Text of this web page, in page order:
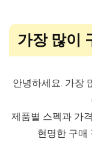
가장 많이
안녕하세요. 가장
제품별 스펙과 가
현명한 구매